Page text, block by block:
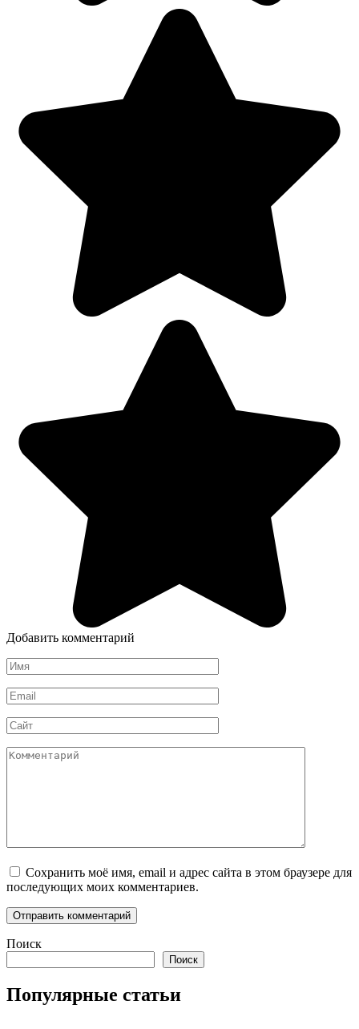
Добавить комментарий
Имя
*
Email
*
Сайт
Комментарий
Сохранить моё имя, email и адрес сайта в этом браузере для
последующих моих комментариев.
Поиск
Поиск
Популярные статьи